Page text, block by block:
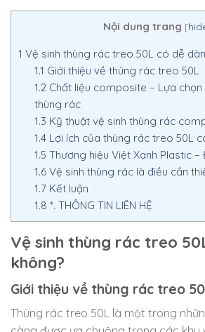
Nội dung trang [
1 Vệ sinh thùng rác treo 50L có dễ
1.1 Giới thiệu về thùng rác treo 50L
1.2 Chất liệu composite – Lựa
thùng rác
1.3 Kỹ thuật vệ sinh thùng rác
1.4Lợi ích của thùng rác treo 50L
1.5 Thương hiệu Việt Xanh Plastic –
1.6Vệ sinh thùng rác là điều cần
1.7Kết luận
1.8 *. THÔNG TIN LIÊN HỆ
Vệ sinh thùng rác treo
không?
Giới thiệu về thùng rác treo
Thùng rác treo 50L là một trong